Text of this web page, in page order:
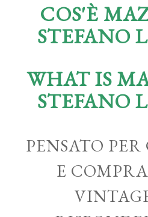
COS'È
STEFANO
WHAT IS
STEFANO
PENSATO
E